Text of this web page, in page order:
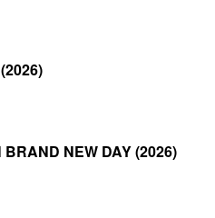
NEW DAY (2026)